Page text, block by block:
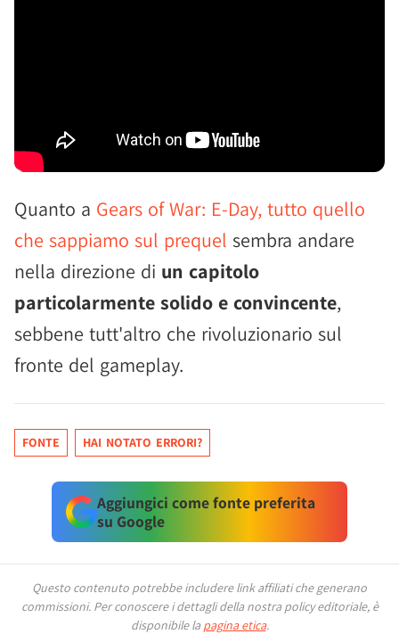
Quanto a Gears of War: E-Day, tutto quello
che sappiamo sul prequel sembra andare
nella direzione di un capitolo
particolarmente solido e convincente,
sebbene tutt'altro che rivoluzionario sul
fronte del gameplay.
FONTE HAI NOTATO ERRORI?
Aggiungici come fonte preferita
su Google
Questo contenuto potrebbe includere link affiliati che generano
commissioni. Per conoscere i dettagli della nostra policy editoriale, è
disponibile la pagina etica.